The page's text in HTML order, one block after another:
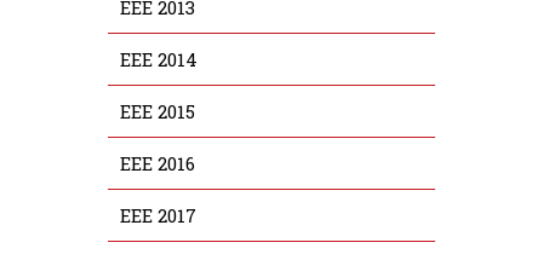
EEE 2013
EEE 2014
EEE 2015
EEE 2016
EEE 2017